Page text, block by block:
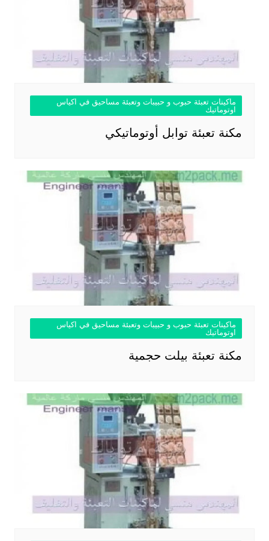
ماكينات تعبئة حبوب و حبيبات وتعبئة مساحيق في اكياس
اوتوماتيك
مكنة تعبئة توابل أوتوماتيكي
ماكينات تعبئة حبوب و حبيبات وتعبئة مساحيق في اكياس
اوتوماتيك
مكنة تعبئة بيلت حجمية